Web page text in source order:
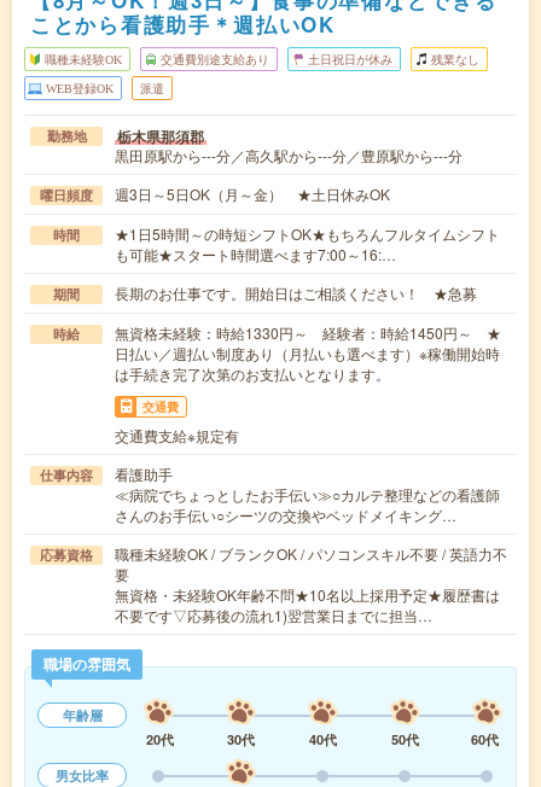
ことから看護助手＊週払いOK
職種未経験OK 交通費別途支給あり 土日祝日が休み 残業なし
WEB登録OK 派遣
勤務地 栃木県那須郡
黒田原駅から---分／高久駅から---分／豊原駅から---分
曜日頻度 週3日～5日OK（月～金） ★土日休みOK
時間
★1日5時間～の時短シフトOK★もちろんフルタイムシフト
も可能★スタート時間選べます7:00～16:…
期間 長期のお仕事です。開始日はご相談ください！ ★急募
時給
無資格未経験：時給1330円～ 経験者：時給1450円～ ★
日払い／週払い制度あり（月払いも選べます）※稼働開始時
は手続き完了次第のお支払いとなります。
交通費
交通費支給※規定有
仕事内容
看護助手
≪病院でちょっとしたお手伝い≫○カルテ整理などの看護師
さんのお手伝い○シーツの交換やベッドメイキング…
応募資格
職種未経験OK / ブランクOK / パソコンスキル不要 / 英語力不
要
無資格・未経験OK年齢不問★10名以上採用予定★履歴書は
不要です▽応募後の流れ1)翌営業日までに担当…
職場の雰囲気
年齢層
20代
30代 40代 50代
60代
男女比率